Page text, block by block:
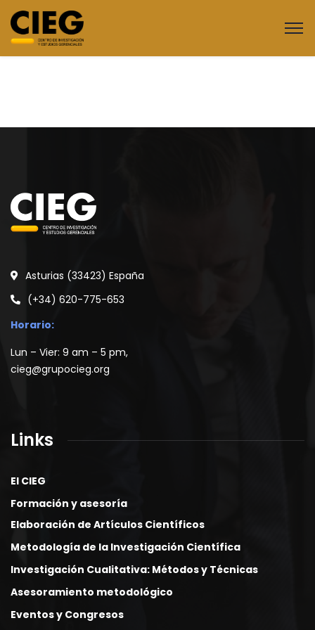
Asturias (33423) España
(+34) 620-775-653
Horario:
Lun – Vier: 9 am – 5 pm,
cieg@grupocieg.org
Links
El CIEG
Formación y asesoría
Elaboración de Artículos Científicos
Metodología de la Investigación Científica
Investigación Cualitativa: Métodos y Técnicas
Asesoramiento metodológico
Eventos y Congresos